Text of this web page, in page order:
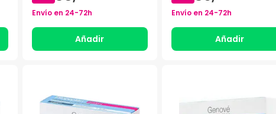
Envío en 24-72h
Añadir
Envío en 24-72h
Añadir